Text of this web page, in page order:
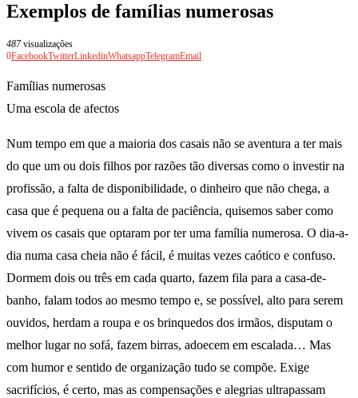
Exemplos de famílias numerosas
487visualizações
0FacebookTwitterLinkedinWhatsappTelegramEmail
Famílias numerosas
Uma escola de afectos
Num tempo em que a maioria dos casais não se aventura a ter mais
do que um ou dois filhos por razões tão diversas como o investir na
profissão, a falta de disponibilidade, o dinheiro que não chega, a
casa que é pequena ou a falta de paciência, quisemos saber como
vivem os casais que optaram por ter uma família numerosa. O dia-a-
dia numa casa cheia não é fácil, é muitas vezes caótico e confuso.
Dormem dois ou três em cada quarto, fazem fila para a casa-de-
banho, falam todos ao mesmo tempo e, se possível, alto para serem
ouvidos, herdam a roupa e os brinquedos dos irmãos, disputam o
melhor lugar no sofá, fazem birras, adoecem em escalada… Mas
com humor e sentido de organização tudo se compõe. Exige
sacrifícios, é certo, mas as compensações e alegrias ultrapassam